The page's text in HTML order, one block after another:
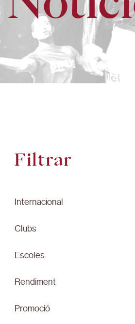
Filtrar
Internacional
Clubs
Escoles
Rendiment
Promoció